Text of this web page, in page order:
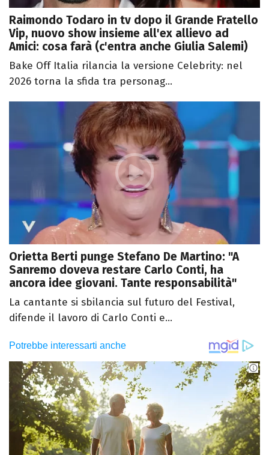
Raimondo Todaro in tv dopo il Grande Fratello
Vip, nuovo show insieme all'ex allievo ad
Amici: cosa farà (c'entra anche Giulia Salemi)
Bake Off Italia rilancia la versione Celebrity: nel
2026 torna la sfida tra personag...
Orietta Berti punge Stefano De Martino: "A
Sanremo doveva restare Carlo Conti, ha
ancora idee giovani. Tante responsabilità"
La cantante si sbilancia sul futuro del Festival,
difende il lavoro di Carlo Conti e...